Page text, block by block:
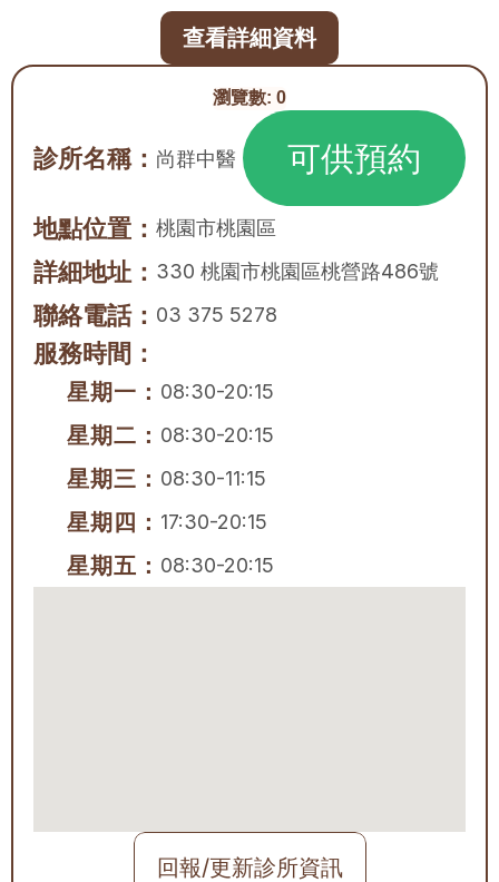
瀏覽數: 0
診所名稱： 尚群中醫 可供預約
地點位置： 桃園市桃園區
詳細地址： 330 桃園市桃園區桃營路486號
聯絡電話： 03 375 5278
服務時間：
星期一： 08:30-20:15
星期二： 08:30-20:15
星期三： 08:30-11:15
星期四： 17:30-20:15
星期五： 08:30-20:15
回報/更新診所資訊
查看詳細資料